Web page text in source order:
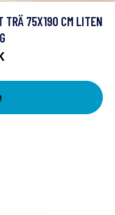
TRÄ 75X190 CM LITEN